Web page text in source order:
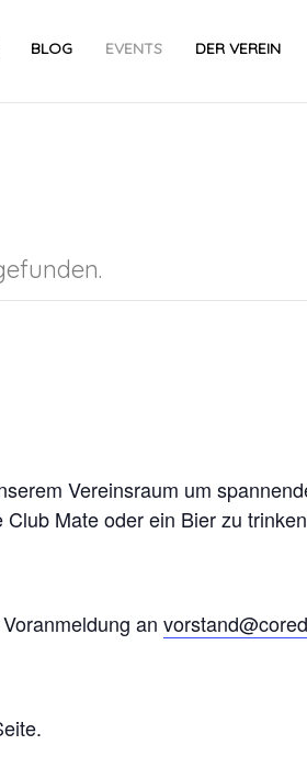
BLOG EVENTS DER VEREIN
Vereinsraum um
Mate oder ein Bier zu
an